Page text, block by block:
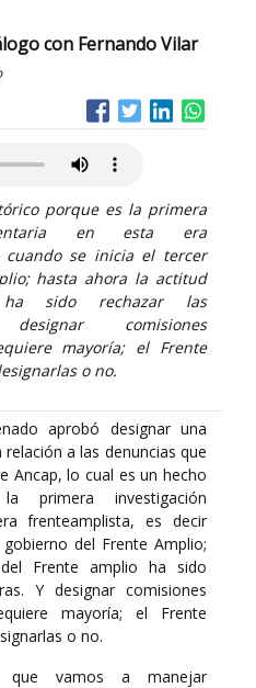
con Fernando Vilar
porque es la primera
en esta era
se inicia el tercer
hasta ahora la actitud
sido rechazar las
comisiones
mayoría; el Frente
o no.
aprobó designar una
a las denuncias que
Ancap, lo cual es un hecho
primera investigación
frenteamplista, es decir
del Frente Amplio;
Frente amplio ha sido
Y designar comisiones
mayoría; el Frente
o no.
vamos a manejar